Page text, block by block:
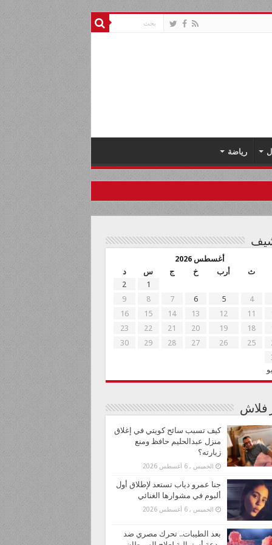
رياضة
أغسطس 2026
ث أرب خ ج س
د
1
2
4
5
6
7
8
9
11
12
13
14
15
16
18
19
20
21
22
23
25
26
27
28
29
30
فلاش
كيف تسبب سائح كويتي في إغلاق
منزل عبدالحليم حافظ ومنع
زيارته؟
الخميس , 6 أغسطس 2026
جنا عمرو دياب تستعد لإطلاق أول
ألبوم في مشوارها الغنائي
الخميس , 6 أغسطس 2026
بعد الطيبات.. تحرك مصري ضد